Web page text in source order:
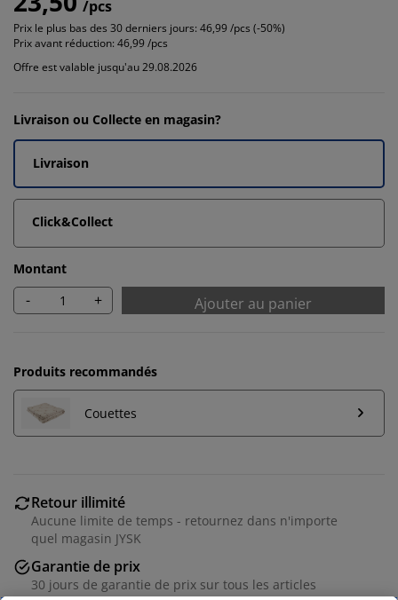
/pcs
Prix le plus bas des 30 derniers jours: 46,99 /pcs (-50%)
Prix avant réduction: 46,99 /pcs
Offre est valable jusqu'au 29.08.2026
Livraison ou Collecte en magasin?
Livraison
Click&Collect
Montant
- + Ajouter au panier
Produits recommandés
Couettes
Retour illimité
Aucune limite de temps - retournez dans n'importe
quel magasin JYSK
Garantie de prix
30 jours de garantie de prix sur tous les articles